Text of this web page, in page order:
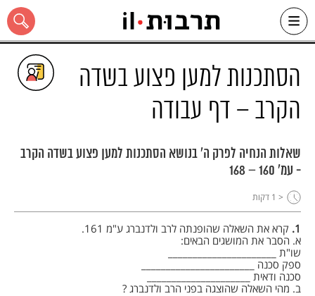
Skip
content
כל האתר
הסתכנות למען פצוע בשדה
הקרב – דף עבודה
שאלות הנחיה לפרק ה' בנושא הסתכנות למען פצוע בשדה הקרב
- עמ' 160 – 168
< 1 דקות
1. קרא את השאלה שהופנתה לרב ולדנברג ע"מ 161.
א. הסבר את המושגים הבאים:
שו"ת ______________________
ספק סכנה _______________________
סכנה ודאית _____________________
ב. מהי השאלה שהוצגה בפני הרב ולדנברג ?